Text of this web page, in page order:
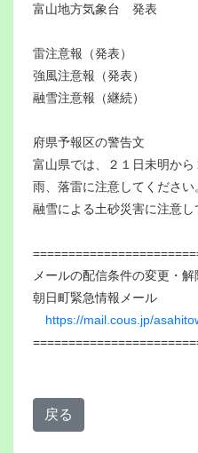
富山地方気象台 発表
雷注意報（発表）
強風注意報（発表）
融雪注意報（継続）
府県予報区の警告文
富山県では、２１日未明か
雨、落雷に注意してくださ
融雪による土砂災害に注意し
メールの配信条件の変更・
朝日町緊急情報メール
https://mail.cous.jp/
戻る